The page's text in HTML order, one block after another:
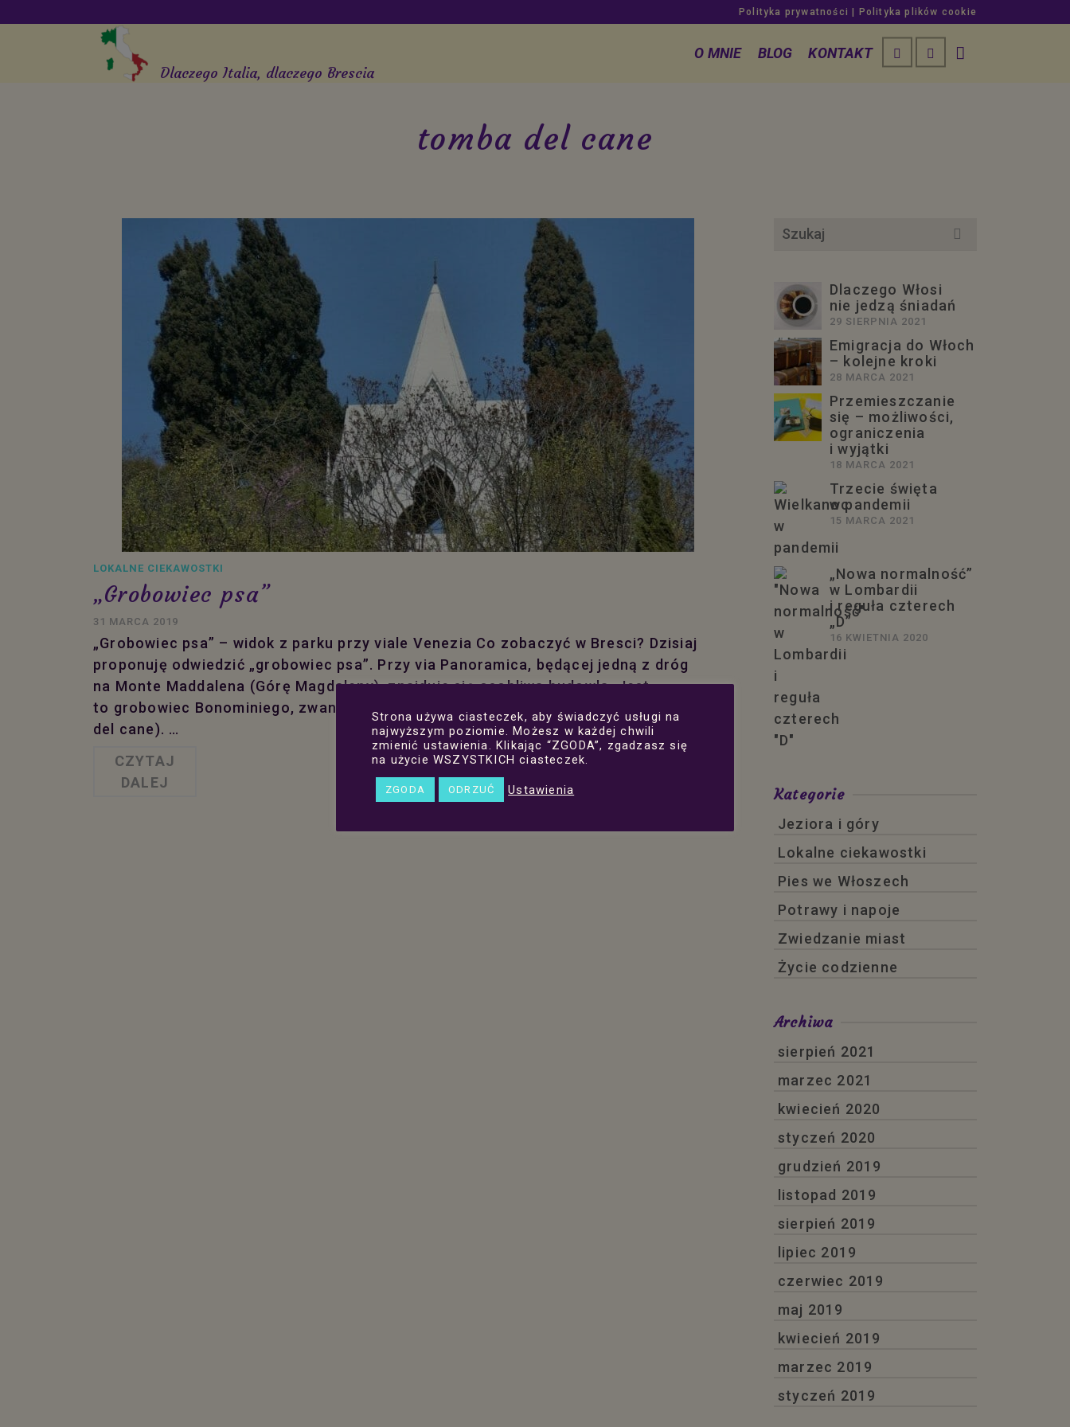
Polityka prywatności | Polityka plików cookie
Dlaczego Italia, dlaczego Brescia
O MNIE BLOG KONTAKT
tomba del cane
LOKALNE CIEKAWOSTKI
„Grobowiec psa”
31 MARCA 2019
„Grobowiec psa” – widok z parku przy viale Venezia Co zobaczyć w Bresci? Dzisiaj
proponuję odwiedzić „grobowiec psa”. Przy via Panoramica, będącej jedną z dróg
na Monte Maddalena (Górę Magdaleny), znajduje się osobliwa budowla. Jest
to grobowiec Bonominiego, zwany popularnie „grobowcem psa” (po włosku: tomba
del cane). …
CZYTAJ
DALEJ
Szukaj
Dlaczego Włosi
nie jedzą śniadań
29 SIERPNIA 2021
Emigracja do Włoch
– kolejne kroki
28 MARCA 2021
Przemieszczanie
się – możliwości,
ograniczenia
i wyjątki
18 MARCA 2021
Trzecie święta
w pandemii
15 MARCA 2021
„Nowa normalność”
w Lombardii
i reguła czterech
„D”
16 KWIETNIA 2020
Kategorie
Jeziora i góry
Lokalne ciekawostki
Pies we Włoszech
Potrawy i napoje
Zwiedzanie miast
Życie codzienne
Archiwa
sierpień 2021
marzec 2021
kwiecień 2020
styczeń 2020
grudzień 2019
listopad 2019
sierpień 2019
lipiec 2019
czerwiec 2019
maj 2019
kwiecień 2019
marzec 2019
styczeń 2019
Strona używa ciasteczek, aby świadczyć usługi na
najwyższym poziomie. Możesz w każdej chwili
zmienić ustawienia. Klikając “ZGODA”, zgadzasz się
na użycie WSZYSTKICH ciasteczek.
ZGODA ODRZUĆ Ustawienia